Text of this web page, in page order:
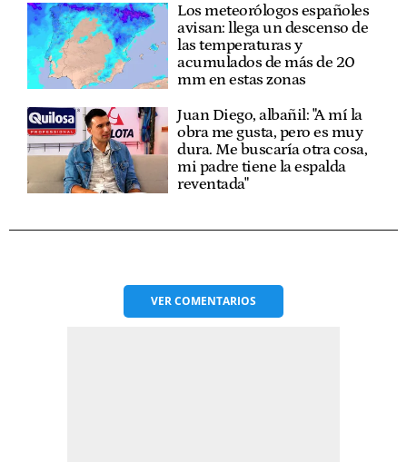
Los meteorólogos españoles
avisan: llega un descenso de
las temperaturas y
acumulados de más de 20
mm en estas zonas
Juan Diego, albañil: "A mí la
obra me gusta, pero es muy
dura. Me buscaría otra cosa,
mi padre tiene la espalda
reventada"
VERCOMENTARIOS